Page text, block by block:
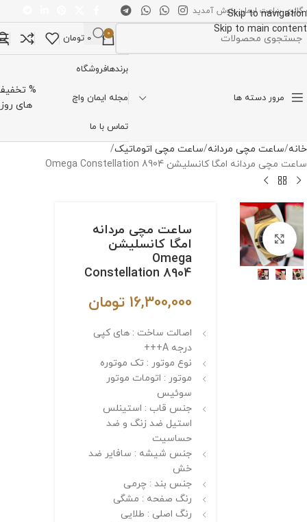
Skip to navigation
Skip to main content
گالری ساعت ایمان خوش آمدید
0
0 تومان
مرور دسته ها
برندهافروشگاه
مجله ایمان واچ
تماس با ما
%
های روز
خانه ساعت مچی مردانه ساعت مچی اتوماتیک
ساعت مچی مردانه امگا کانسلیشن Omega Constellation 8904
برای بزرگنمایی کلیک کنیدساعت مچی مردانه
امگا کانسلیشن
Omega
Constellation 8904
16,300,000 تومان
اصالت ساخت : های کپی
درجه A+++
نوع موتور : تک موتوره
موتور : اتومات موتور
سوئیس
جنس قاب : استینلس
استیل ضد زنگ و ضد
حساسیت
جنس شیشه : سافایر ضد
خش
جنس بند : چرمی
رنگ صفحه : مشگی
رنگ اصلی : طلایی